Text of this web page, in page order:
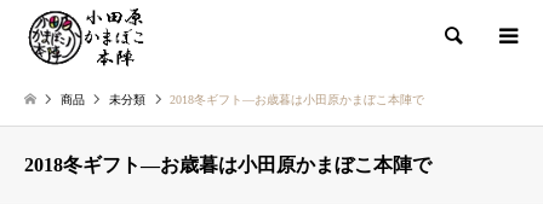
検索
商品 未分類 2018冬ギフト—お歳暮は小田原かまぼこ本陣で
2018冬ギフト—お歳暮は小田原かまぼこ本陣で